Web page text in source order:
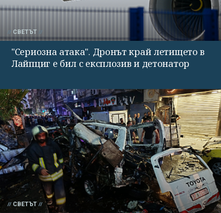
СВЕТЪТ
"Сериозна атака". Дронът край летището в
Лайпциг е бил с експлозив и детонатор
СВЕТЪТ